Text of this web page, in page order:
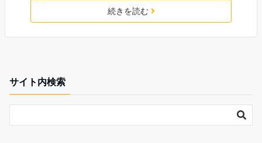
続きを読む
サイト内検索